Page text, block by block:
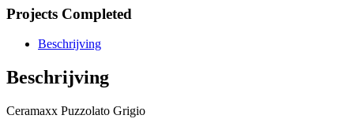
Projects Completed
Beschrijving
Beschrijving
Ceramaxx Puzzolato Grigio